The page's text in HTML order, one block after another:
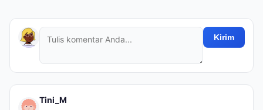
Kirim
Tini_M